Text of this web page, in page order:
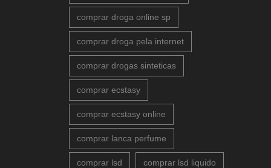
comprar droga online sp
comprar droga pela internet
comprar drogas sinteticas
comprar ecstasy
comprar ecstasy online
comprar lanca perfume
comprar lsd comprar lsd liquido